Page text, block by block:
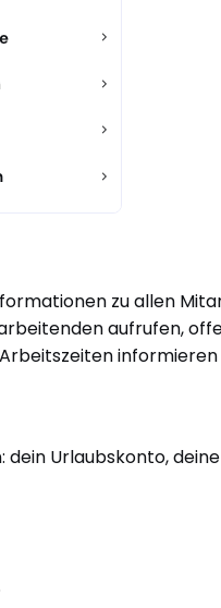
zu allen
aufrufen,
informieren
Urlaubskonto,